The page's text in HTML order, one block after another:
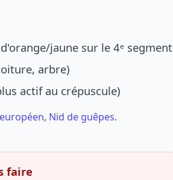
jaune sur le 4ᵉ segment
arbre)
actif au crépuscule)
, Nid de guêpes.
faire